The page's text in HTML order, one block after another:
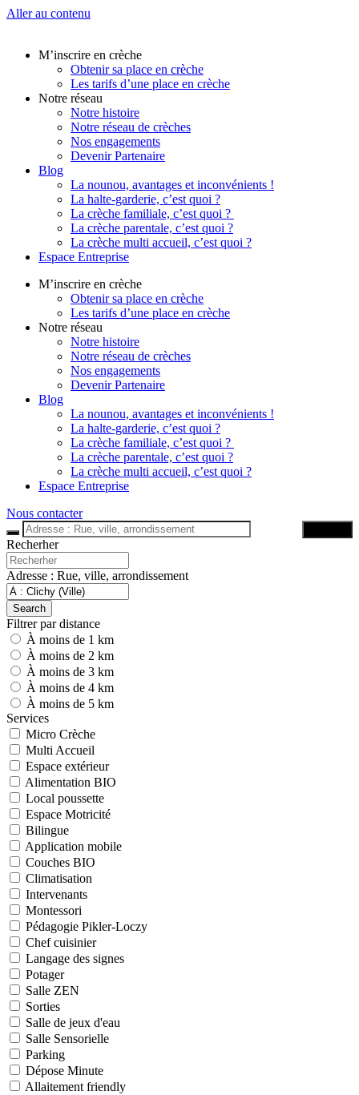
Aller au contenu
M’inscrire en crèche
Obtenir sa place en crèche
Les tarifs d’une place en crèche
Notre réseau
Notre histoire
Notre réseau de crèches
Nos engagements
Devenir Partenaire
Blog
La nounou, avantages et inconvénients !
La halte-garderie, c’est quoi ?
La crèche familiale, c’est quoi ?
La crèche parentale, c’est quoi ?
La crèche multi accueil, c’est quoi ?
Espace Entreprise
M’inscrire en crèche
Obtenir sa place en crèche
Les tarifs d’une place en crèche
Notre réseau
Notre histoire
Notre réseau de crèches
Nos engagements
Devenir Partenaire
Blog
La nounou, avantages et inconvénients !
La halte-garderie, c’est quoi ?
La crèche familiale, c’est quoi ?
La crèche parentale, c’est quoi ?
La crèche multi accueil, c’est quoi ?
Espace Entreprise
Nous contacter
Recherher
Adresse : Rue, ville, arrondissement
Search
Filtrer par distance
À moins de 1 km
À moins de 2 km
À moins de 3 km
À moins de 4 km
À moins de 5 km
Services
Micro Crèche
Multi Accueil
Espace extérieur
Alimentation BIO
Local poussette
Espace Motricité
Bilingue
Application mobile
Couches BIO
Climatisation
Intervenants
Montessori
Pédagogie Pikler-Loczy
Chef cuisinier
Langage des signes
Potager
Salle ZEN
Sorties
Salle de jeux d'eau
Salle Sensorielle
Parking
Dépose Minute
Allaitement friendly